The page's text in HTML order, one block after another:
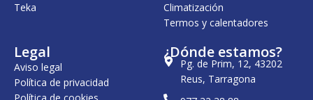
Teka
Climatización
Termos y calentadores
Legal
Aviso legal
Política de privacidad
¿Dónde estamos?
Pg. de Prim, 12, 43202
Reus, Tarragona